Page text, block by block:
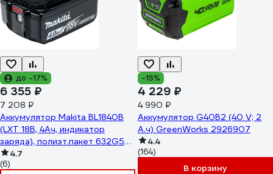
до -17%
6 355 ₽
7 208 ₽
Аккумулятор Makita BL1840B
(LXT 18В, 4Ач, индикатор
заряда), полиэт.пакет 632G58-
9, 1шт.
4.7
(6)
-15%
4 229 ₽
4 990 ₽
Аккумулятор G40B2 (40 V; 2
А.ч) GreenWorks 2926907
4.4
(164)
В корзину